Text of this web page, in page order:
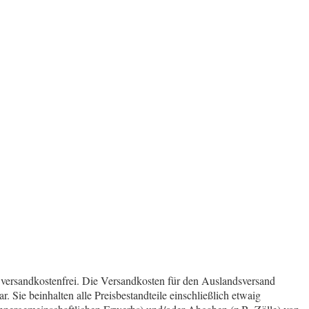
Die Versandkosten für den Auslandsversand
Sie beinhalten alle Preisbestandteile einschließlich etwaig